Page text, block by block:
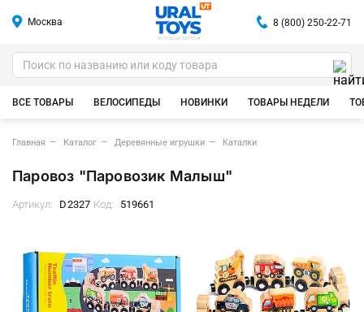
Москва
ИГРУШКИ ОПТОМ
8 (800) 250-22-71
ВСЕ ТОВАРЫ ВЕЛОСИПЕДЫ НОВИНКИ ТОВАРЫ НЕДЕЛИ
Главная Каталог Деревянные игрушки Каталки
Паровоз "Паровозик Малыш"
Артикул: D2327 Код: 519661